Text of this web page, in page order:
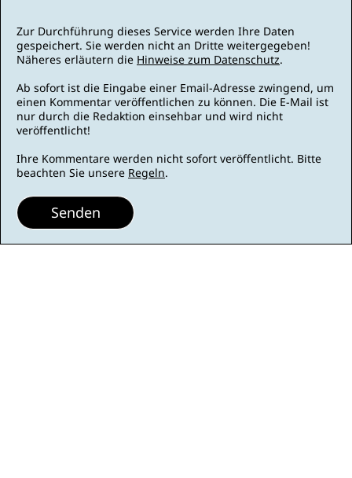
Zur Durchführung dieses Service werden Ihre Daten
gespeichert. Sie werden nicht an Dritte weitergegeben!
Näheres erläutern die Hinweise zum Datenschutz.
Ab sofort ist die Eingabe einer Email-Adresse zwingend, um
einen Kommentar veröffentlichen zu können. Die E-Mail ist
nur durch die Redaktion einsehbar und wird nicht
veröffentlicht!
Ihre Kommentare werden nicht sofort veröffentlicht. Bitte
beachten Sie unsere Regeln.
Senden